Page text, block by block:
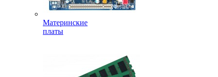
Материнские
платы